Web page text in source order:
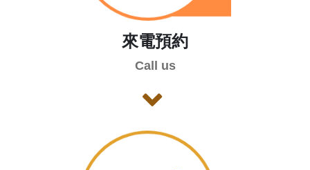
來電預約
Call us